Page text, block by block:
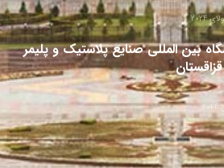
بین المللی صنایع پلاستیک و پلیمر